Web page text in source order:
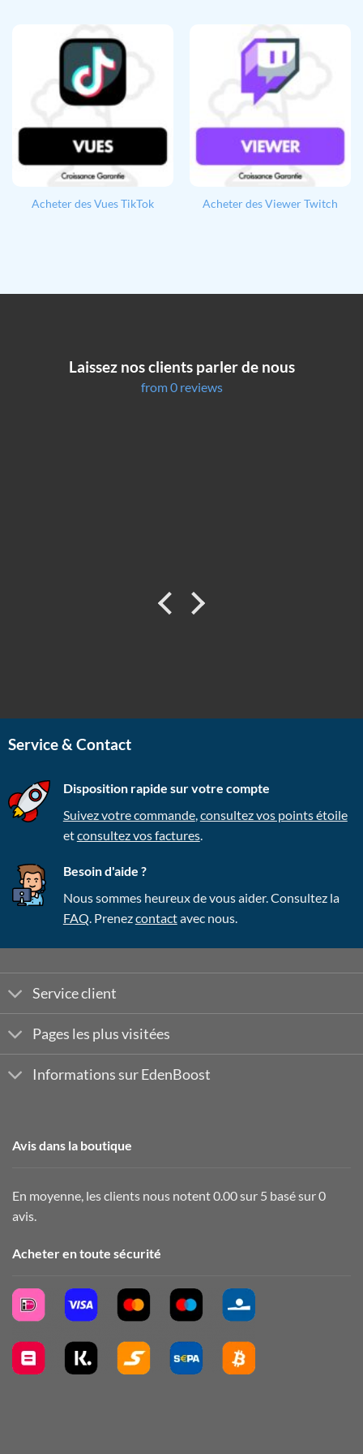
Acheter des Vues TikTok Acheter des Viewer Twitch
Laissez nos clients parler de nous
from 0 reviews
Service & Contact
Disposition rapide sur votre compte
Suivez votre commande,consultez vos points étoile
etconsultez vos factures.
Besoin d'aide ?
Nous sommes heureux de vous aider. Consultez la
FAQ. Prenezcontactavec nous.
Service client
Pages les plus visitées
Informations sur EdenBoost
Avis dans la boutique
En moyenne, les clients nous notent 0.00 sur 5 basé sur 0
avis.
Acheter en toute sécurité